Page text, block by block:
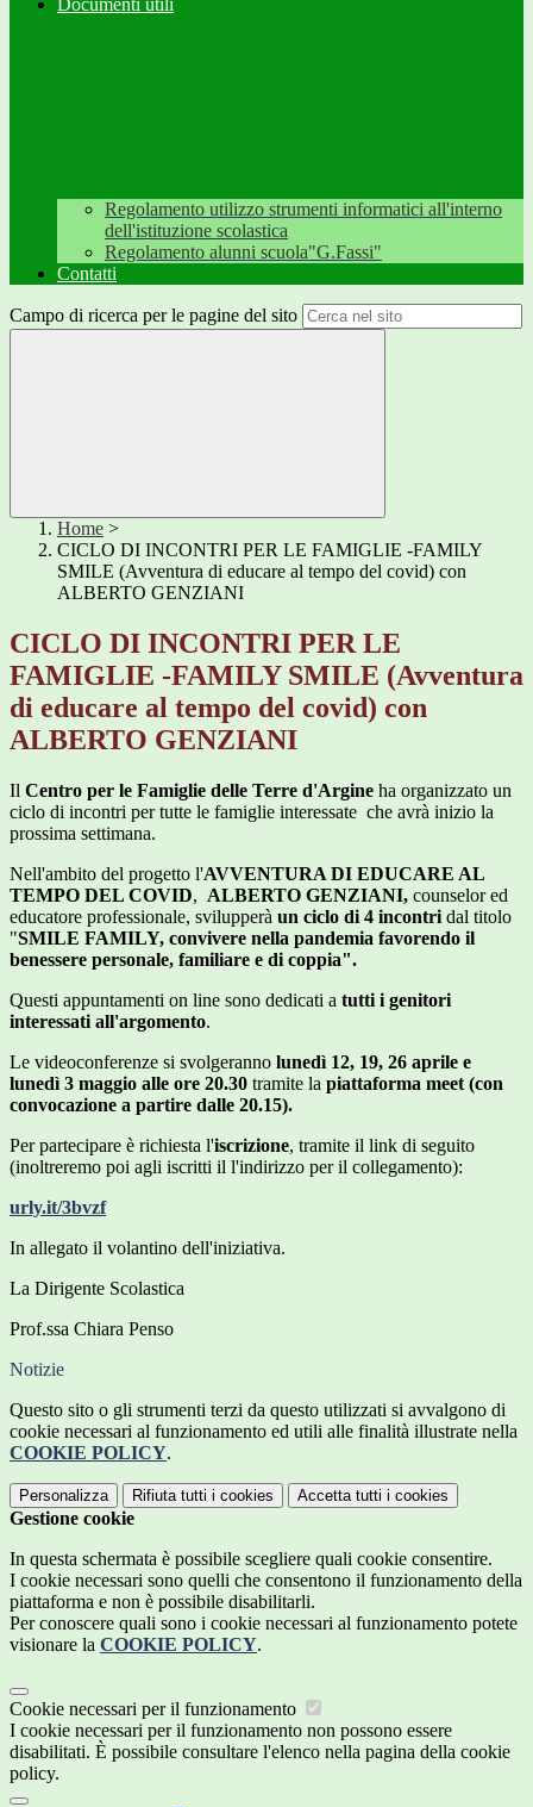
Documenti utili
Regolamento utilizzo strumenti informatici all'interno
dell'istituzione scolastica
Regolamento alunni scuola"G.Fassi"
Contatti
Campo di ricerca per le pagine del sito
Home >
CICLO DI INCONTRI PER LE FAMIGLIE -FAMILY
SMILE (Avventura di educare al tempo del covid) con
ALBERTO GENZIANI
CICLO DI INCONTRI PER LE
FAMIGLIE -FAMILY SMILE (Avventura
di educare al tempo del covid) con
ALBERTO GENZIANI
Il Centro per le Famiglie delle Terre d'Argine ha organizzato un
ciclo di incontri per tutte le famiglie interessate che avrà inizio la
prossima settimana.
Nell'ambito del progetto l'AVVENTURA DI EDUCARE AL
TEMPO DEL COVID, ALBERTO GENZIANI, counselor ed
educatore professionale, svilupperà un ciclo di 4 incontri dal titolo
"SMILE FAMILY, convivere nella pandemia favorendo il
benessere personale, familiare e di coppia".
Questi appuntamenti on line sono dedicati a tutti i genitori
interessati all'argomento.
Le videoconferenze si svolgeranno lunedì 12, 19, 26 aprile e
lunedì 3 maggio alle ore 20.30 tramite la piattaforma meet (con
convocazione a partire dalle 20.15).
Per partecipare è richiesta l'iscrizione, tramite il link di seguito
(inoltreremo poi agli iscritti il l'indirizzo per il collegamento):
urly.it/3bvzf
In allegato il volantino dell'iniziativa.
La Dirigente Scolastica
Prof.ssa Chiara Penso
Notizie
Questo sito o gli strumenti terzi da questo utilizzati si avvalgono di
cookie necessari al funzionamento ed utili alle finalità illustrate nella
COOKIE POLICY.
Personalizza Rifiuta tutti i cookies Accetta tutti i cookies
Gestione cookie
In questa schermata è possibile scegliere quali cookie consentire.
I cookie necessari sono quelli che consentono il funzionamento della
piattaforma e non è possibile disabilitarli.
Per conoscere quali sono i cookie necessari al funzionamento potete
visionare la COOKIE POLICY.
Cookie necessari per il funzionamento
I cookie necessari per il funzionamento non possono essere
disabilitati. È possibile consultare l'elenco nella pagina della cookie
policy.